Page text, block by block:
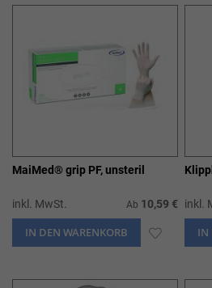
MaiMed® grip PF, unsteril
inkl. MwSt. Ab 10,59 €
IN DEN WARENKORB ZUR
inkl.
IN